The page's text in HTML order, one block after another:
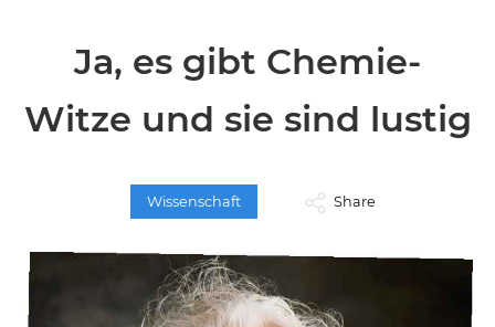
Ja, es gibt Chemie-
Witze und sie sind lustig
Wissenschaft Share